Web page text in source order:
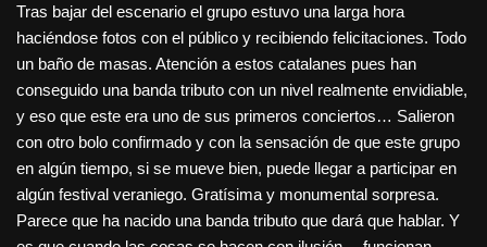
Tras bajar del escenario el grupo estuvo una larga hora
haciéndose fotos con el público y recibiendo felicitaciones. Todo
un baño de masas. Atención a estos catalanes pues han
conseguido una banda tributo con un nivel realmente envidiable,
y eso que este era uno de sus primeros conciertos… Salieron
con otro bolo confirmado y con la sensación de que este grupo
en algún tiempo, si se mueve bien, puede llegar a participar en
algún festival veraniego. Gratísima y monumental sorpresa.
Parece que ha nacido una banda tributo que dará que hablar. Y